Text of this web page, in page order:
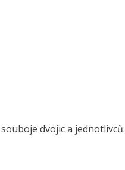
dvojic a jednotlivců.